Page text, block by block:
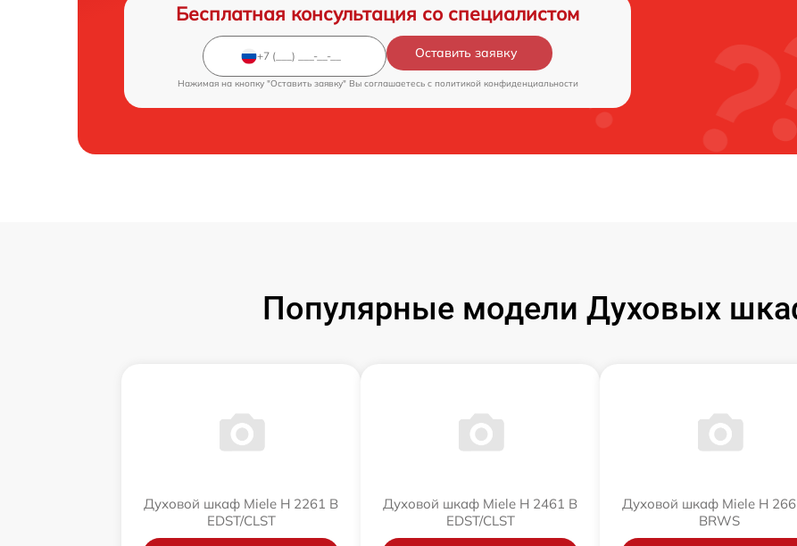
Бесплатная консультация со специалистом
Оставить заявку
Нажимая на кнопку "Оставить заявку" Вы соглашаетесь c политикой конфиденциальности
Популярные модели Духовых
Духовой шкаф Miele H 2261 B
EDST/CLST
Духовой шкаф Miele H 2461 B
EDST/CLST
Духовой шкаф Miele H
BRWS